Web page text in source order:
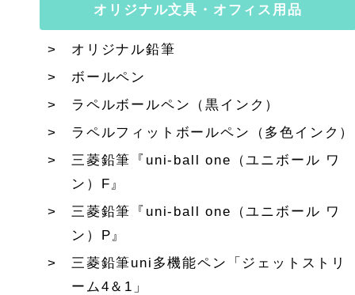
オリジナル文具・オフィス用品
オリジナル鉛筆
ボールペン
ラペルボールペン（黒インク）
ラペルフィットボールペン（多色インク）
三菱鉛筆『uni-ball one（ユニボール ワ
ン）F』
三菱鉛筆『uni-ball one（ユニボール ワ
ン）P』
三菱鉛筆uni多機能ペン「ジェットストリ
ーム4＆1」